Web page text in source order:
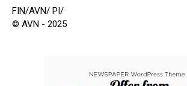
FIN/AVN/ PI/
© AVN - 2025